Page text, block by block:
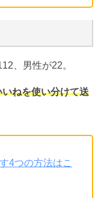
、男性が22。
ねを使い分けて送
4つの方法はこ